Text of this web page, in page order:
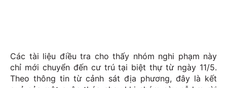
Các tài liệu điều tra cho thấy nhóm nghi phạm này
chỉ mới chuyển đến cư trú tại biệt thự từ ngày 11/5.
Theo thông tin từ cảnh sát địa phương, đây là kết